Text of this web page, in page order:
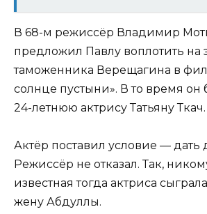
В 68-м режиссёр Владимир
предложил Павлу воплотить на
таможенника Верещагина в
солнце пустыни». В то время он
24-летнюю актрису Татьяну Ткач.
Актёр поставил условие — дать
Режиссёр не отказал. Так,
известная тогда актриса
жену Абдуллы.